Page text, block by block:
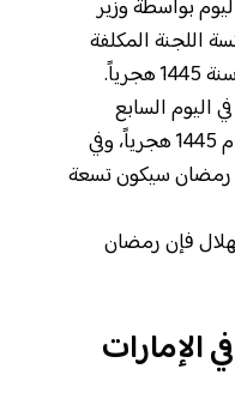
بواسطة وزير
اللجنة المكلفة
اليوم السابع
والعشرون من شهر رمضان عام 1445 هجرياً، وفي
رمضان سيكون تسعة
فإن رمضان